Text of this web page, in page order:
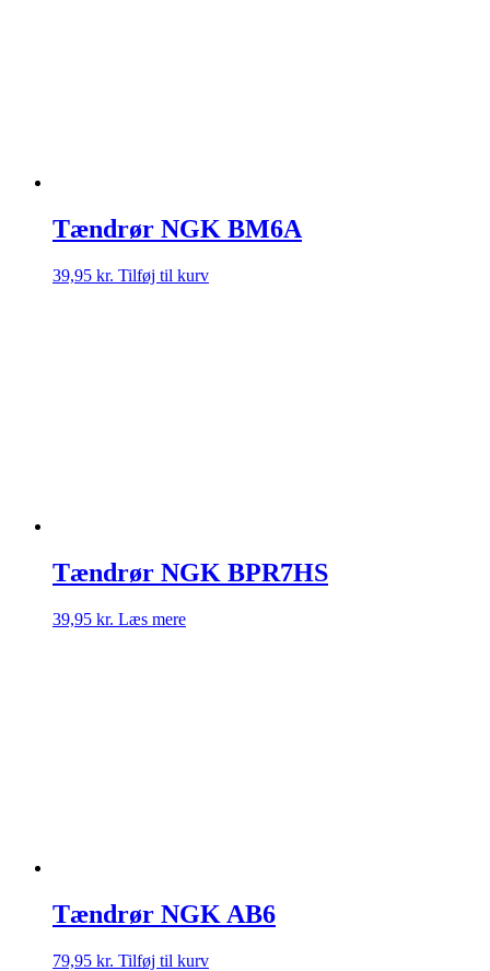
Tændrør NGK BM6A
39,95 kr. Tilføj til kurv
Tændrør NGK BPR7HS
39,95 kr. Læs mere
Tændrør NGK AB6
79,95 kr. Tilføj til kurv